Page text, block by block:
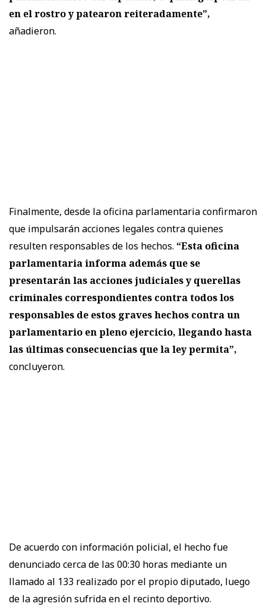
en el rostro y patearon reiteradamente”,
añadieron.
Finalmente, desde la oficina parlamentaria confirmaron
que impulsarán acciones legales contra quienes
resulten responsables de los hechos. “Esta oficina
parlamentaria informa además que se
presentarán las acciones judiciales y querellas
criminales correspondientes contra todos los
responsables de estos graves hechos contra un
parlamentario en pleno ejercicio, llegando hasta
las últimas consecuencias que la ley permita”,
concluyeron.
De acuerdo con información policial, el hecho fue
denunciado cerca de las 00:30 horas mediante un
llamado al 133 realizado por el propio diputado, luego
de la agresión sufrida en el recinto deportivo.